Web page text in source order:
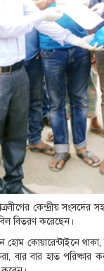
কেন্দ্রীয়
বিতরণ করেছেন।
কোয়ারেন্টাইনে
বার বার হাত পরিষ্কার